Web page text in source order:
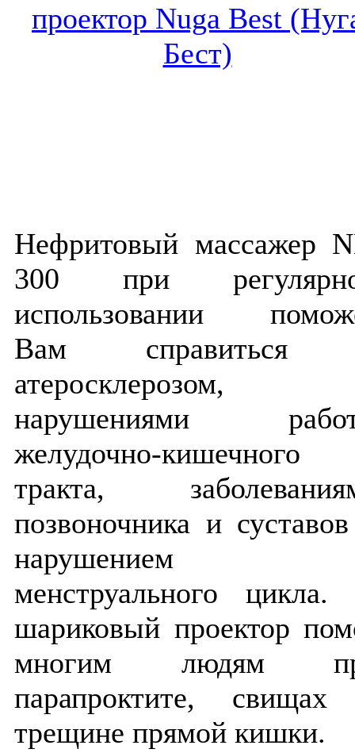
Нефритовый массажер
300 при
использовании
Вам справиться
атеросклерозом,
нарушениями
желудочно-кишечного
тракта,
позвоночника и
нарушением
менструального цикла.
шариковый проектор
многим людям
парапроктите,
трещине прямой кишки.